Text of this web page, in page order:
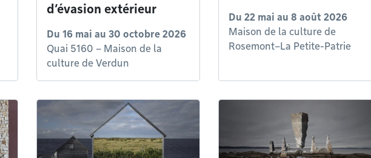
d’évasion extérieur
Du 16 mai au 30 octobre 2026
Quai 5160 – Maison de la
culture de Verdun
Du 22 mai au 8 août 2026
Maison de la culture de
Rosemont–La Petite-Patrie